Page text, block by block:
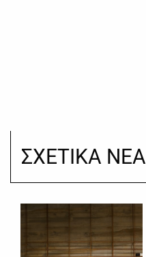
ΣΧΕΤΙΚΑ ΝΕΑ